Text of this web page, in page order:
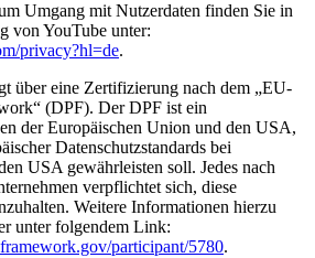
Umgang mit Nutzerdaten finden Sie in
von YouTube unter:
privacy?hl=de.
über eine Zertifizierung nach dem „EU-
(DPF). Der DPF ist ein
der Europäischen Union und den USA,
Datenschutzstandards bei
USA gewährleisten soll. Jedes nach
verpflichtet sich, diese
Weitere Informationen hierzu
unter folgendem Link:
participant/5780.